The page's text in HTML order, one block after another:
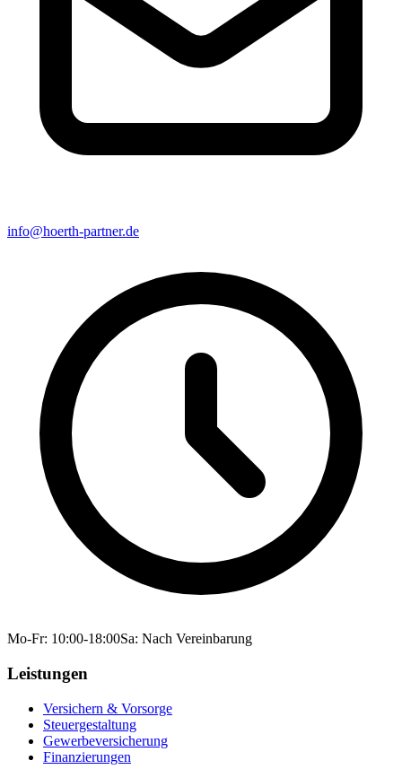
info@hoerth-partner.de
Mo-Fr: 10:00-18:00Sa: Nach Vereinbarung
Leistungen
Versichern & Vorsorge
Steuergestaltung
Gewerbeversicherung
Finanzierungen